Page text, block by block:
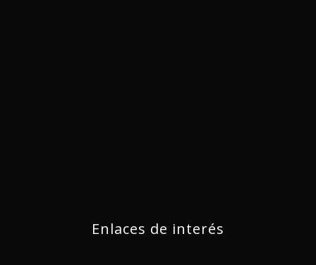
Enlaces de interés